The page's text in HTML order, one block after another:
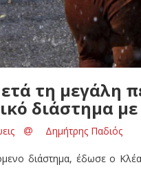
τη μεγάλη
διάστημα
Δημήτρης Παδιός
διάστημα, έδωσε ο